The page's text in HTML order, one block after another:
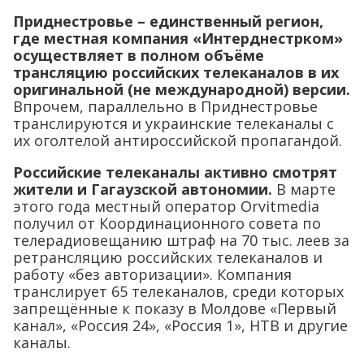
Приднестровье – единственный регион,
где местная компания «Интерднестрком»
осуществляет в полном объёме
трансляцию российских телеканалов в их
оригинальной (не международной) версии.
Впрочем, параллельно в Приднестровье
транслируются и украинские телеканалы с
их оголтелой антироссийской пропагандой.
Российские телеканалы активно смотрят
жители и Гагаузской автономии. В марте
этого года местный оператор Orvitmedia
получил от Координационного совета по
телерадиовещанию штраф на 70 тыс. леев за
ретрансляцию российских телеканалов и
работу «без авторизации». Компания
транслирует 65 телеканалов, среди которых
запрещённые к показу в Молдове «Первый
канал», «Россия 24», «Россия 1», НТВ и другие
каналы.